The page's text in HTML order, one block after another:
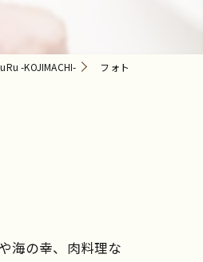
-KOJIMACHI- フォト
海の幸、肉料理な